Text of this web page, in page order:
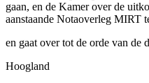
gaan, en de Kamer over de
aanstaande Notaoverleg MIRT
en gaat over tot de orde van de
Hoogland